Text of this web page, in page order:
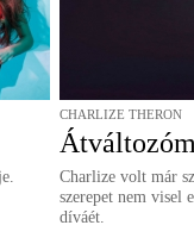
CHARLIZE THERON
Charlize volt már
szerepet nem visel
díváét.